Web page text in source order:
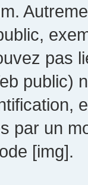
pas
public)
par un
[img].